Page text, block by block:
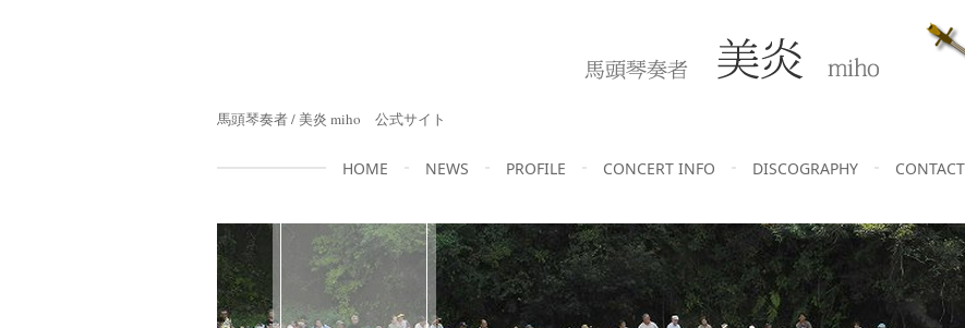
馬頭琴奏者 / 美炎 miho 公式サイト
HOME NEWS PROFILE CONCERT INFO DISCOGRAPHY CONTACT